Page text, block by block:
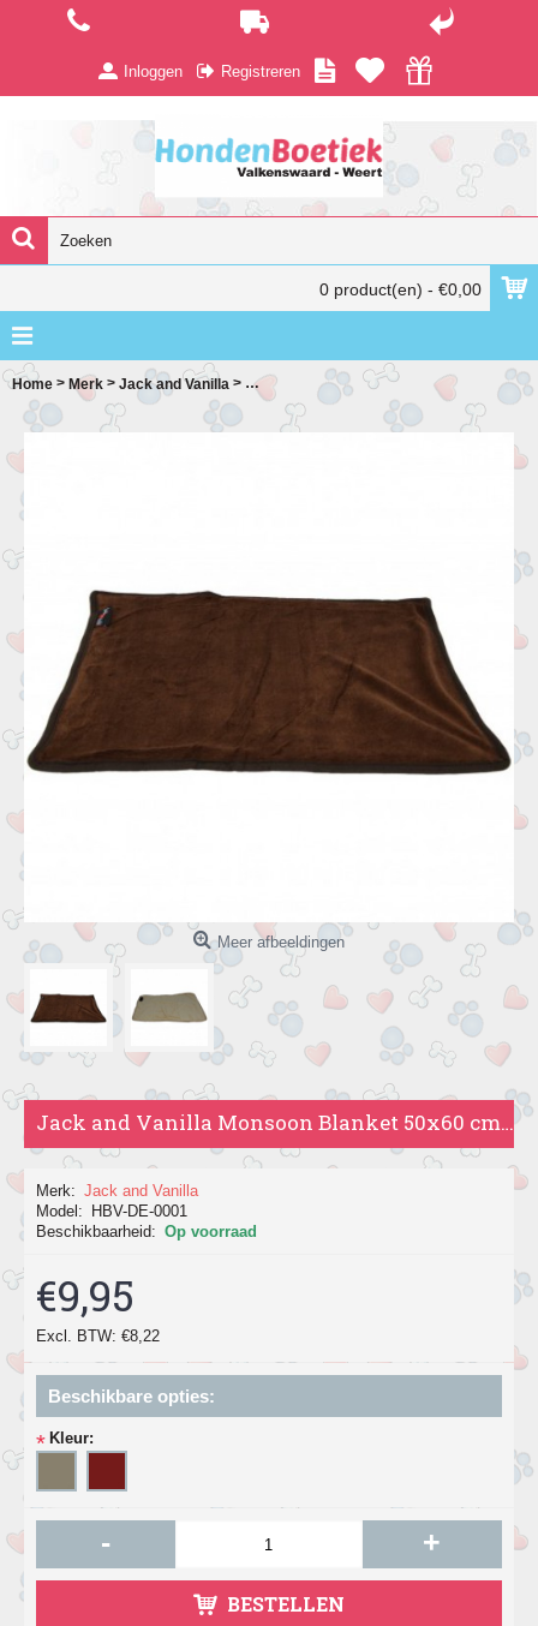
Inloggen Registreren
0 product(en) - €0,00
Home > Merk > Jack and Vanilla > Jack and Vanilla Monsoon Blanket 50x60
Meer afbeeldingen
Jack and Vanilla Monsoon Blanket 50x60 cm, in grijs en bruin.
Merk: Jack and Vanilla
Model:
HBV-DE-0001
Beschikbaarheid: Op voorraad
€9,95
Excl. BTW: €8,22
Beschikbare opties:
* Kleur:
- +
BESTELLEN